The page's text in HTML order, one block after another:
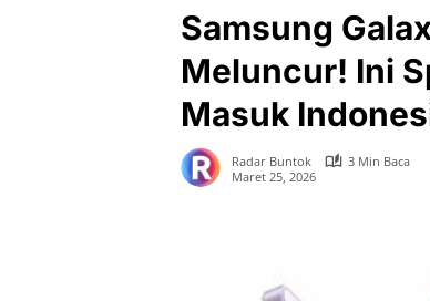
Samsung
Meluncur! Ini
Masuk
Radar Buntok
3 Min Baca
Maret 25, 2026